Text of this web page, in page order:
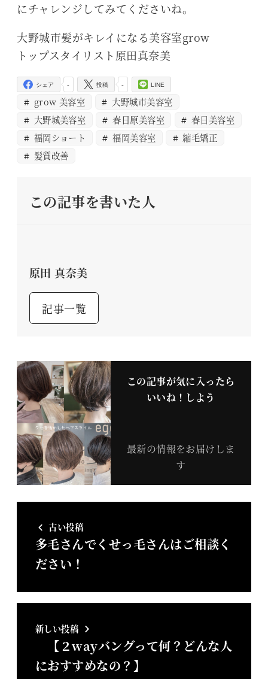
にチャレンジしてみてくださいね。
大野城市髪がキレイになる美容室grow
トップスタイリスト原田真奈美
-
シェア -
投稿 LINE
grow 美容室
大野城市美容室
大野城美容室
春日原美容室
春日美容室
福岡ショート
福岡美容室
縮毛矯正
髪質改善
この記事を書いた人
原田 真奈美
記事一覧
この記事が気に入ったら
いいね！しよう
最新の情報をお届けしま
す
古い投稿
多毛さんでくせっ毛さんはご相談く
ださい！
新しい投稿
【２wayバングって何？どんな人
におすすめなの？】